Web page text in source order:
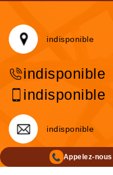
indisponible
indisponible
indisponible
indisponible
Appelez-